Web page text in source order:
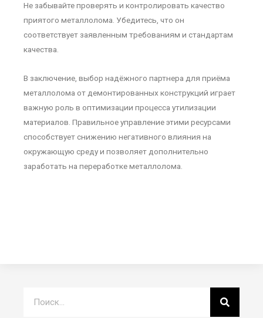
Не забывайте проверять и контролировать качество
приятого металлолома. Убедитесь, что он
соответствует заявленным требованиям и стандартам
качества.
В заключение, выбор надёжного партнера для приёма
металлолома от демонтированных конструкций играет
важную роль в оптимизации процесса утилизации
материалов. Правильное управление этими ресурсами
способствует снижению негативного влияния на
окружающую среду и позволяет дополнительно
заработать на переработке металлолома.